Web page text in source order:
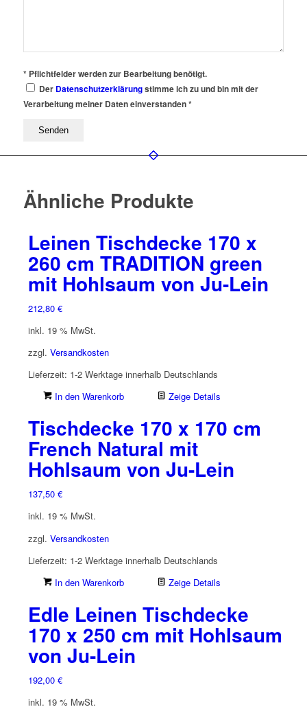
* Pflichtfelder werden zur Bearbeitung benötigt.
Der Datenschutzerklärungstimme ich zu und bin mit der
Verarbeitung meiner Daten einverstanden *
Ähnliche Produkte
Leinen Tischdecke 170 x
260 cm TRADITION green
mit Hohlsaum von Ju-Lein
212,80 €
inkl. 19 % MwSt.
zzgl. Versandkosten
Lieferzeit: 1-2 Werktage innerhalb Deutschlands
In den Warenkorb
Zeige Details
Tischdecke 170 x 170 cm
French Natural mit
Hohlsaum von Ju-Lein
137,50 €
inkl. 19 % MwSt.
zzgl. Versandkosten
Lieferzeit: 1-2 Werktage innerhalb Deutschlands
In den Warenkorb
Zeige Details
Edle Leinen Tischdecke
170 x 250 cm mit Hohlsaum
von Ju-Lein
192,00 €
inkl. 19 % MwSt.